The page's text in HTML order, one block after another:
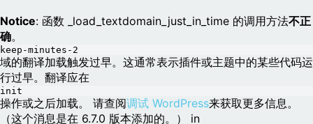
Notice: 函数 _load_textdomain_just_in_time 的调用方法不正
确。
keep-minutes-2
域的翻译加载触发过早。这通常表示插件或主题中的某些代码运
行过早。翻译应在
init
操作或之后加载。 请查阅调试 WordPress来获取更多信息。
（这个消息是在 6.7.0 版本添加的。） in